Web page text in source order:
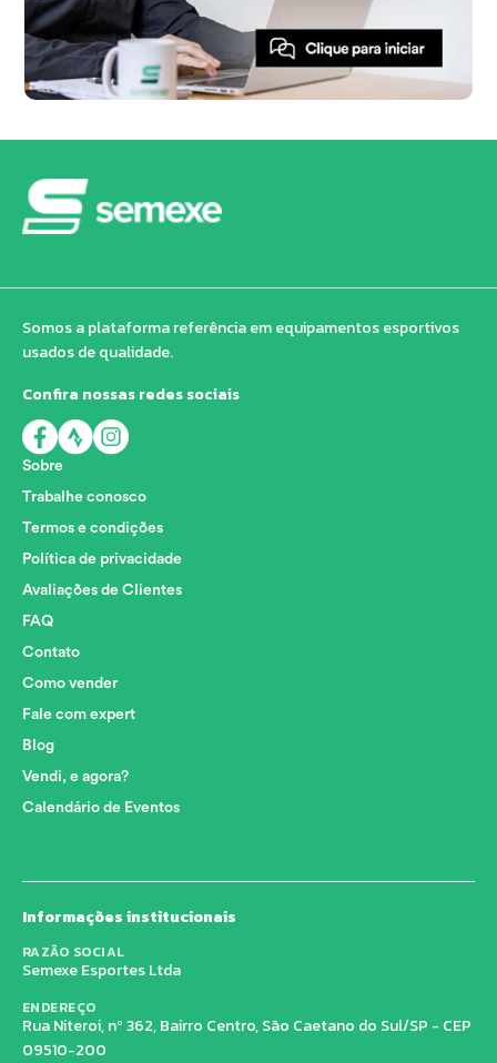
Somos a plataforma referência em equipamentos esportivos
usados de qualidade.
Confira nossas redes sociais
Sobre
Trabalhe conosco
Termos e condições
Política de privacidade
Avaliações de Clientes
FAQ
Contato
Como vender
Fale com expert
Blog
Vendi, e agora?
Calendário de Eventos
Informações institucionais
RAZÃO SOCIAL
Semexe Esportes Ltda
ENDEREÇO
Rua Niteroi, nº 362, Bairro Centro, São Caetano do Sul/SP - CEP
09510-200